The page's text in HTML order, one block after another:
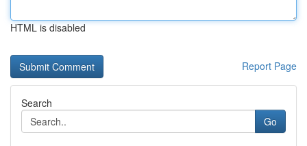
HTML is disabled
Report Page
Search
Go